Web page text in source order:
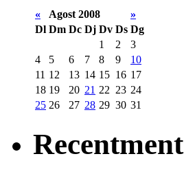
« Agost 2008
»
Dl Dm Dc Dj Dv Ds Dg
1
2
3
4
5 6 7 8 9
10
11 12 13 14 15 16 17
18 19 20 21 22 23 24
25 26 27 28 29 30 31
Recentment